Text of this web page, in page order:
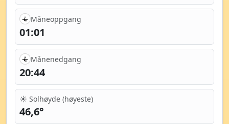
Måneoppgang
01:01
Månenedgang
20:44
☀️ Solhøyde (høyeste)
46,6°